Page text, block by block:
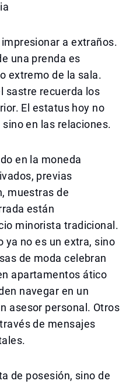
a extraños.
una prenda es
extremo de la sala.
sastre recuerda los
El estatus hoy no
en las relaciones.
en la moneda
previas
muestras de
están
minorista tradicional.
ya no es un extra, sino
de moda celebran
apartamentos ático
navegar en un
asesor personal. Otros
de mensajes
de posesión, sino de